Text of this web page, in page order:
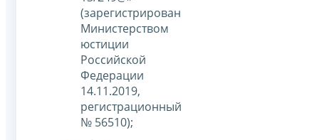
(зарегистрирован
Министерством
юстиции
Российской
Федерации
14.11.2019,
регистрационный
№ 56510);